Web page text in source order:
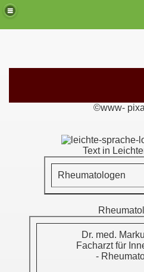
©www-
Text in
Rheumatologen
Dr. med.
Facharzt für
-